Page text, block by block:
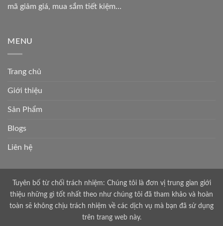
mã giảm giá, mua sắm tiết kiệm…
MENU
Trang chủ
Giới thiệu
Sản Phẩm
Blogs
Liên hệ
Tuyên bố từ chối trách nhiệm: Chúng tôi là đơn vị trung gian giới
thiệu những gì tốt nhất theo như chúng tôi đã tham khảo và hoàn
toàn sẽ không chịu trách nhiệm về các dịch vụ mà bạn đã sử dụng
trên trang web này.